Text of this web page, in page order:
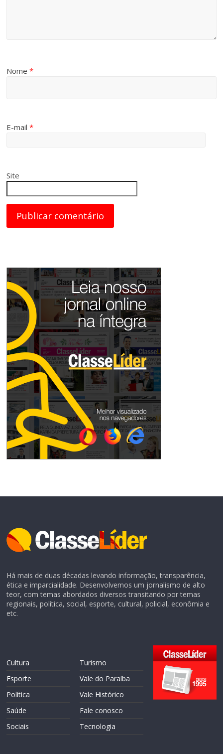
Nome*
E-mail*
Site
Há mais de duas décadas levando informação, transparência,
ética e imparcialidade. Desenvolvemos um jornalismo de alto
teor, com temas abordados diversos transitando por temas
regionais, política, social, esporte, cultural, policial, econômia e
etc.
Cultura
Esporte
Política
Saúde
Sociais
Turismo
Vale do Paraíba
Vale Histórico
Fale conosco
Tecnologia